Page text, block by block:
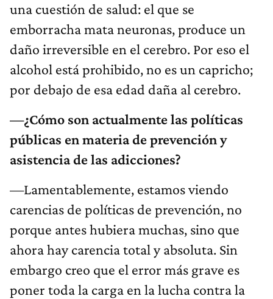
una cuestión de salud: el que se
emborracha mata neuronas, produce un
daño irreversible en el cerebro. Por eso el
alcohol está prohibido, no es un capricho;
por debajo de esa edad daña al cerebro.
—¿Cómo son actualmente las políticas
públicas en materia de prevención y
asistencia de las adicciones?
—Lamentablemente, estamos viendo
carencias de políticas de prevención, no
porque antes hubiera muchas, sino que
ahora hay carencia total y absoluta. Sin
embargo creo que el error más grave es
poner toda la carga en la lucha contra la